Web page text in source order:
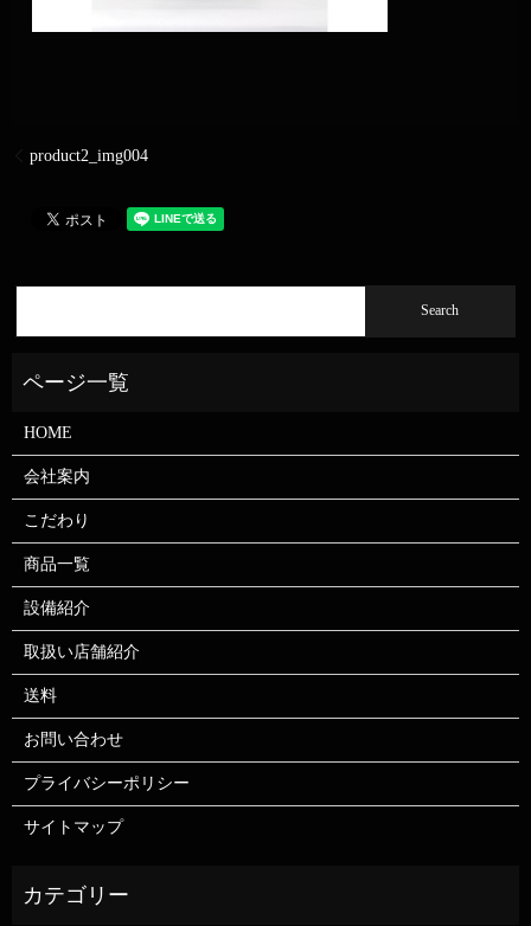
product2_img004
HOME
会社案内
こだわり
商品一覧
設備紹介
取扱い店舗紹介
送料
お問い合わせ
プライバシーポリシー
サイトマップ